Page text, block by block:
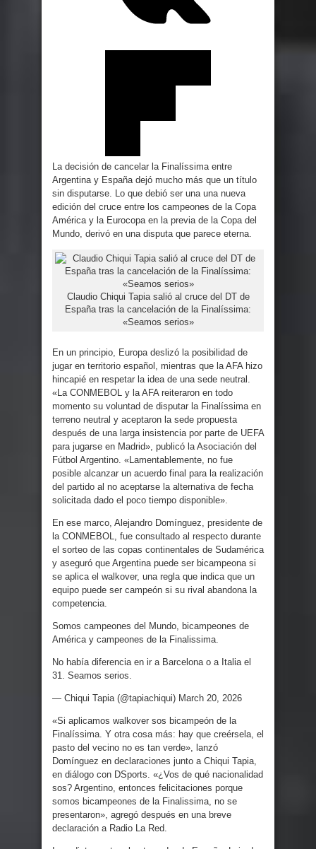
La decisión de cancelar la Finalíssima entre
Argentina y España dejó mucho más que un título
sin disputarse. Lo que debió ser una una nueva
edición del cruce entre los campeones de la Copa
América y la Eurocopa en la previa de la Copa del
Mundo, derivó en una disputa que parece eterna.
Claudio Chiqui Tapia salió al cruce del DT de
España tras la cancelación de la Finalíssima:
«Seamos serios»
En un principio, Europa deslizó la posibilidad de
jugar en territorio español, mientras que la AFA hizo
hincapié en respetar la idea de una sede neutral.
«La CONMEBOL y la AFA reiteraron en todo
momento su voluntad de disputar la Finalíssima en
terreno neutral y aceptaron la sede propuesta
después de una larga insistencia por parte de UEFA
para jugarse en Madrid», publicó la Asociación del
Fútbol Argentino. «Lamentablemente, no fue
posible alcanzar un acuerdo final para la realización
del partido al no aceptarse la alternativa de fecha
solicitada dado el poco tiempo disponible».
En ese marco, Alejandro Domínguez, presidente de
la CONMEBOL, fue consultado al respecto durante
el sorteo de las copas continentales de Sudamérica
y aseguró que Argentina puede ser bicampeona si
se aplica el walkover, una regla que indica que un
equipo puede ser campeón si su rival abandona la
competencia.
Somos campeones del Mundo, bicampeones de
América y campeones de la Finalissima.
No había diferencia en ir a Barcelona o a Italia el
31. Seamos serios.
— Chiqui Tapia (@tapiachiqui) March 20, 2026
«Si aplicamos walkover sos bicampeón de la
Finalíssima. Y otra cosa más: hay que creérsela, el
pasto del vecino no es tan verde», lanzó
Domínguez en declaraciones junto a Chiqui Tapia,
en diálogo con DSports. «¿Vos de qué nacionalidad
sos? Argentino, entonces felicitaciones porque
somos bicampeones de la Finalissima, no se
presentaron», agregó después en una breve
declaración a Radio La Red.